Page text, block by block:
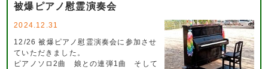
被爆ピアノ慰霊演奏会
2024.12.31
12/26 被爆ピアノ慰霊演奏会に参加させ
ていただきました。
ピアノソロ2曲 娘との連弾1曲 そして